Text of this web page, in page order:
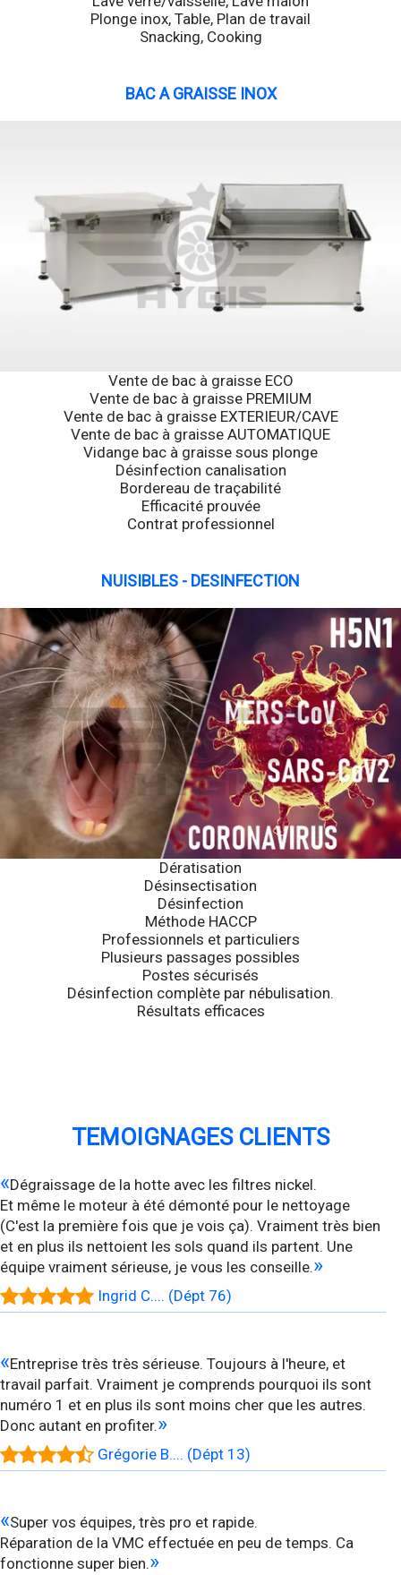
Plonge inox, Table, Plan de travail
Snacking, Cooking
BAC A GRAISSE INOX
Vente de bac à graisse ECO
Vente de bac à graisse PREMIUM
Vente de bac à graisse EXTERIEUR/CAVE
Vente de bac à graisse AUTOMATIQUE
Vidange bac à graisse sous plonge
Désinfection canalisation
Bordereau de traçabilité
Efficacité prouvée
Contrat professionnel
NUISIBLES - DESINFECTION
Dératisation
Désinsectisation
Désinfection
Méthode HACCP
Professionnels et particuliers
Plusieurs passages possibles
Postes sécurisés
Désinfection complète par nébulisation.
Résultats efficaces
TEMOIGNAGES CLIENTS
«Dégraissage de la hotte avec les filtres nickel.
Et même le moteur à été démonté pour le nettoyage
(C'est la première fois que je vois ça). Vraiment très bien
et en plus ils nettoient les sols quand ils partent. Une
équipe vraiment sérieuse, je vous les conseille.»
Ingrid C.... (Dépt 76)
«Entreprise très très sérieuse. Toujours à l'heure, et
travail parfait. Vraiment je comprends pourquoi ils sont
numéro 1 et en plus ils sont moins cher que les autres.
Donc autant en profiter.»
Grégorie B.... (Dépt 13)
«Super vos équipes, très pro et rapide.
Réparation de la VMC effectuée en peu de temps. Ca
fonctionne super bien.»